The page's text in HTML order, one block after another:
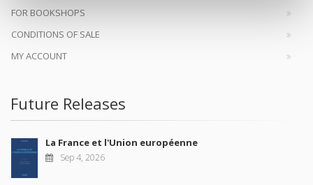
FOR BOOKSHOPS
CONDITIONS OF SALE
MY ACCOUNT
Future Releases
La France et l'Union européenne
Sep 4, 2026